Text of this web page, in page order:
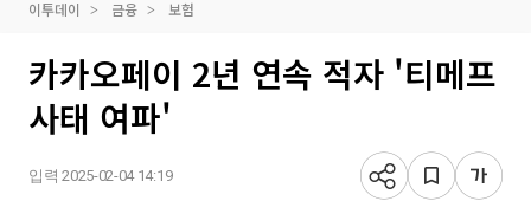
이투데이 금융 보험
카카오페이 2년 연속 적자 '티메프
사태 여파'
입력 2025-02-04 14:19